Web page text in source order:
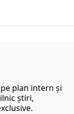
plan intern şi
ştiri,